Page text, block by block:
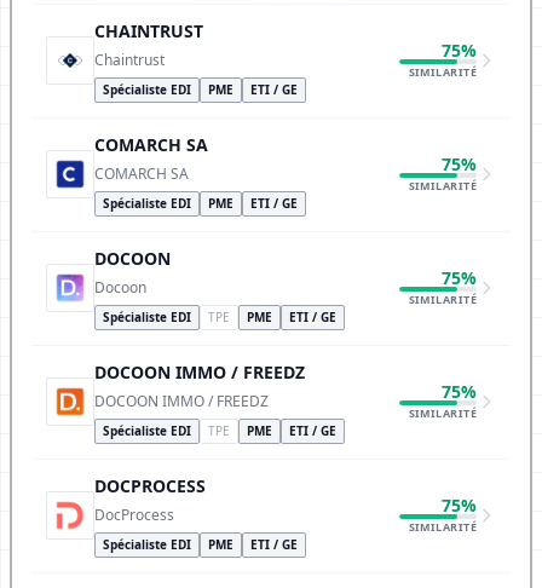
CHAINTRUST
Chaintrust
Spécialiste EDI PME ETI / GE
75%
SIMILARITÉ
COMARCH SA
COMARCH SA
Spécialiste EDI PME ETI / GE
75%
SIMILARITÉ
DOCOON
Docoon
Spécialiste EDI TPE PME ETI / GE
75%
SIMILARITÉ
DOCOON IMMO / FREEDZ
DOCOON IMMO / FREEDZ
Spécialiste EDI TPE PME ETI / GE
75%
SIMILARITÉ
DOCPROCESS
DocProcess
Spécialiste EDI PME ETI / GE
75%
SIMILARITÉ